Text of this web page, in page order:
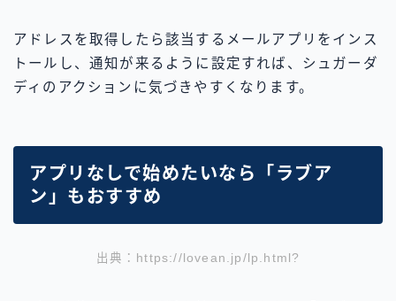
アドレスを取得したら該当するメールアプリをインス
トールし、通知が来るように設定すれば、シュガーダ
ディのアクションに気づきやすくなります。
アプリなしで始めたいなら「ラブア
ン」もおすすめ
出典：https://lovean.jp/lp.html?